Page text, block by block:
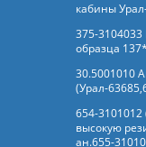
кабины
375-
образца
30.5001010
(Урал-
654-3101012
высокую
ан.655-